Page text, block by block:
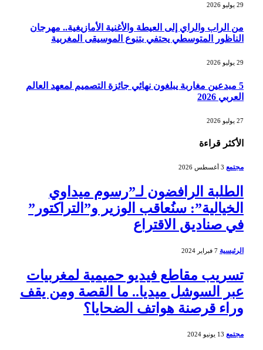
29 يوليو 2026
من الراب والراي إلى العيطة والأغنية الأمازيغية.. مهرجان
الناظور المتوسطي يحتفي بتنوع الموسيقى المغربية
29 يوليو 2026
5 مبدعين مغاربة يبلغون نهائي جائزة التصميم لمعهد العالم
العربي 2026
27 يوليو 2026
الأكثر قراءة
مجتمع 3 أغسطس 2026
الطلبة الرافضون لـ”رسوم ميداوي
الخيالية”: سنُعاقب الوزير و”التراكتور”
في صناديق الاقتراع
الرئيسية 7 فبراير 2024
تسريب مقاطع فيديو حميمية لمغربيات
عبر السوشل ميديا.. ما القصة ومن يقف
وراء قرصنة هواتف الضحايا؟
مجتمع 13 يونيو 2024